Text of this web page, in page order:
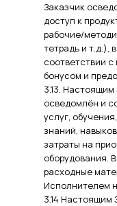
Заказчик
доступ к
рабочие/
тетрадь и т.д.),
соответствии
бонусом и
3.13.
осведомлён и
услуг,
знаний,
затраты на
оборудования.
расходные
Исполнителем
3.14 Настоящим